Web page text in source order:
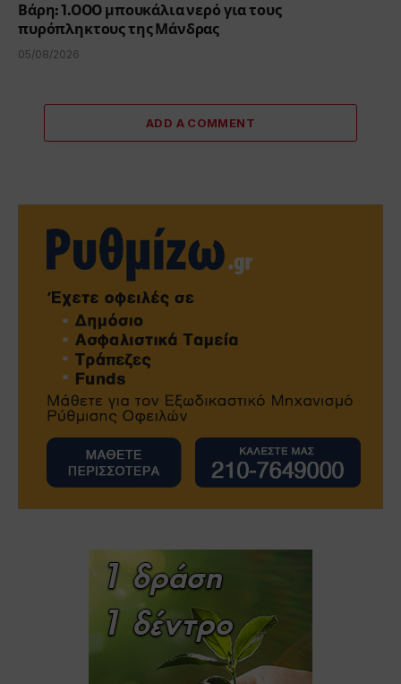
Βάρη: 1.000 μπουκάλια νερό για τους
πυρόπληκτους της Μάνδρας
05/08/2026
ADD A COMMENT